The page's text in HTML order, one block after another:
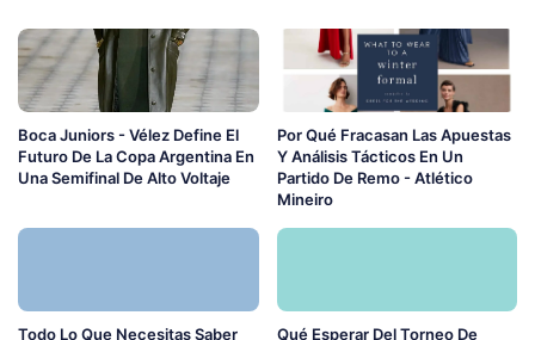
Boca Juniors - Vélez Define El
Futuro De La Copa Argentina En
Una Semifinal De Alto Voltaje
Por Qué Fracasan Las Apuestas
Y Análisis Tácticos En Un
Partido De Remo - Atlético
Mineiro
Todo Lo Que Necesitas Saber Qué Esperar Del Torneo De